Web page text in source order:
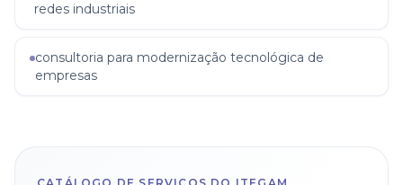
redes industriais
consultoria para modernização tecnológica de
empresas